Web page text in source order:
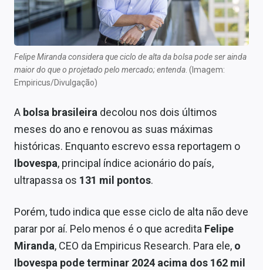
Carteiras Recomendadas
Central de Dividendos
Central de Fundos Imobiliários
Central dos IPOs
Renda Fixa
Finanças Pessoais
Mercados
Economia
Empresas
Brasil
Política
Felipe Miranda considera que ciclo de alta da bolsa pode ser ainda
maior do que o projetado pelo mercado; entenda. (Imagem:
Empiricus/Divulgação)
A bolsa brasileira decolou nos dois últimos
meses do ano e renovou as suas máximas
históricas. Enquanto escrevo essa reportagem o
Ibovespa, principal índice acionário do país,
ultrapassa os 131 mil pontos.
Porém, tudo indica que esse ciclo de alta não deve
parar por aí. Pelo menos é o que acredita Felipe
Miranda, CEO da Empiricus Research. Para ele, o
Ibovespa pode terminar 2024 acima dos 162 mil